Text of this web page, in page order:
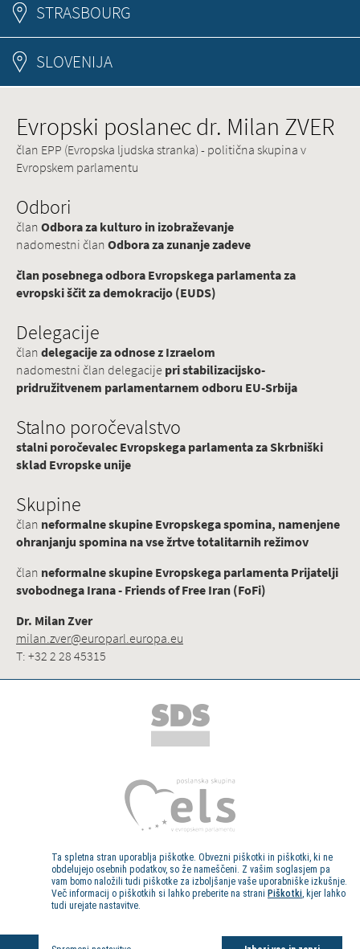
STRASBOURG
SLOVENIJA
Evropski poslanec dr. Milan ZVER
član EPP (Evropska ljudska stranka) - politična skupina v
Evropskem parlamentu
Odbori
članOdbora za kulturo in izobraževanje
nadomestni članOdbora za zunanje zadeve
član posebnega odbora Evropskega parlamenta za
evropski ščit za demokracijo (EUDS)
Delegacije
člandelegacije za odnose z Izraelom
nadomestni član delegacije pri stabilizacijsko-
pridružitvenem parlamentarnem odboru EU-Srbija
Stalno poročevalstvo
stalni poročevalec Evropskega parlamenta za Skrbniški
sklad Evropske unije
Skupine
član neformalne skupine Evropskega spomina, namenjene
ohranjanju spomina na vse žrtve totalitarnih režimov
član neformalne skupine Evropskega parlamenta Prijatelji
svobodnega Irana - Friends of Free Iran (FoFi)
Dr. Milan Zver
milan.zver@europarl.europa.eu
T: +32 2 28 45315
Ta spletna stran uporablja piškotke. Obvezni piškotki in piškotki, ki ne
obdelujejo osebnih podatkov, so že nameščeni. Z vašim soglasjem pa
vam bomo naložili tudi piškotke za izboljšanje vaše uporabniške izkušnje.
Več informacij o piškotkih si lahko preberite na strani Piškotki, kjer lahko
tudi urejate nastavitve.